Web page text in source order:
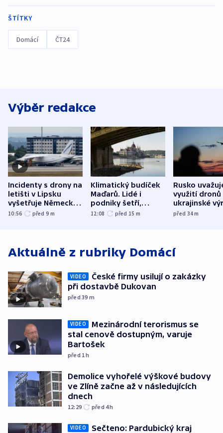
ŠTÍTKY
Domácí ČT24
Výběr redakce
Incidenty s drony na
letišti v Lipsku
vyšetřuje Německo
jako úmyslný pokus
10:56 před 9 m
Klimatický budíček
Maďarů. Lidé i
podniky šetří,
omezuje se doprava
12:08 před 15 m
Rusko
využití dronů
ukrajinské
útokům v
před 34m
Aktuálně z rubriky Domácí
VIDEO
České firmy usilují o zakázky
při dostavbě Dukovan
před 39 m
VIDEO
Mezinárodní terorismus se
stal cenově dostupným, varuje
Bartošek
před 1h
Demolice vyhořelé výškové budovy
ve Zlíně začne až v následujících
dnech
12:29 před 4h
VIDEO Sečteno: Pardubický kraj